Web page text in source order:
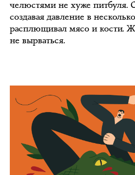
челюстями не хуже питбуля.
создавая давление в
расплющивал мясо и кости.
не вырваться.